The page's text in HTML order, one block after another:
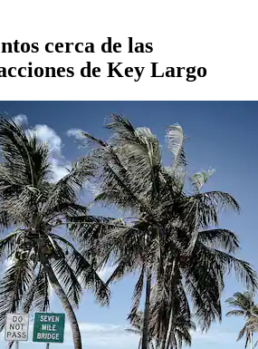
cerca de las
de Key Largo